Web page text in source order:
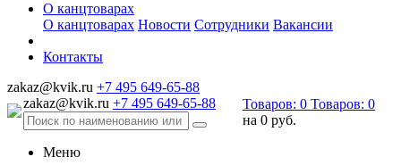
О канцтоварах
О канцтоварах Новости Сотрудники Вакансии
Контакты
zakaz@kvik.ru +7 495 649-65-88
zakaz@kvik.ru +7 495 649-65-88 Товаров: 0 Товаров: 0
на 0 руб.
Меню